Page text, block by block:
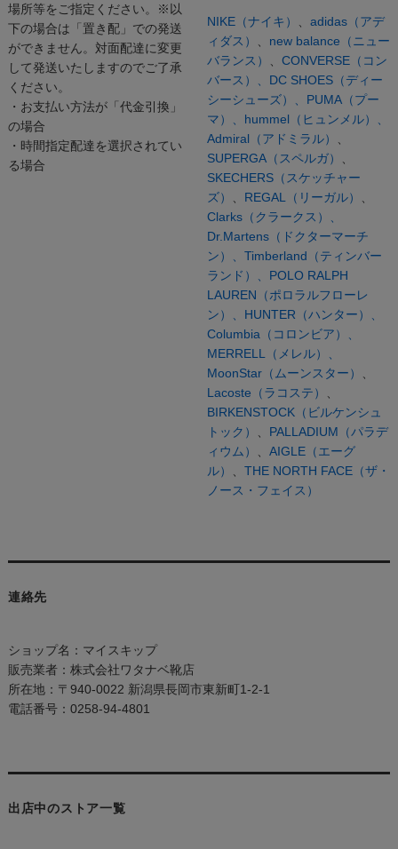
場所等をご指定ください。※以
下の場合は「置き配」での発送
ができません。対面配達に変更
して発送いたしますのでご了承
ください。
・お支払い方法が「代金引換」
の場合
・時間指定配達を選択されてい
る場合
NIKE（ナイキ）
adidas（アデ
ィダス）
new balance（ニュー
バランス）
CONVERSE（コン
バース）、 DC SHOES（ディー
シーシューズ）、 PUMA（プー
マ）、 hummel（ヒュンメル）、
Admiral（アドミラル）
SUPERGA（スペルガ）
SKECHERS（スケッチャー
ズ）
REGAL（リーガル）
Clarks（クラークス）、
Dr.Martens（ドクターマーチ
ン）、 Timberland（ティンバー
ランド）、 POLO RALPH
LAUREN（ポロラルフローレ
ン）、 HUNTER（ハンター）、
Columbia（コロンビア）、
MERRELL（メレル）、
MoonStar（ムーンスター）
Lacoste（ラコステ）
BIRKENSTOCK（ビルケンシュ
トック）
PALLADIUM（パラデ
ィウム）
AIGLE（エーグ
ル）
THE NORTH FACE（ザ・
ノース・フェイス）
連絡先
ショップ名：マイスキップ
販売業者：株式会社ワタナベ靴店
所在地：〒940-0022 新潟県長岡市東新町1-2-1
電話番号：0258-94-4801
出店中のストア一覧